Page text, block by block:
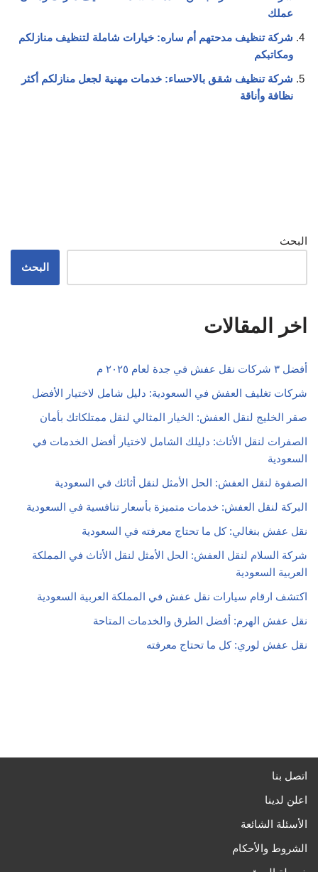
عملك
شركة تنظيف مدحتهم أم ساره: خيارات شاملة لتنظيف منازلكم
ومكاتبكم
شركة تنظيف شقق بالاحساء: خدمات مهنية لجعل منازلكم أكثر
نظافة وأناقة
البحث
البحث
اخر المقالات
أفضل ٣ شركات نقل عفش في جدة لعام ٢٠٢٥ م
شركات تغليف العفش في السعودية: دليل شامل لاختيار الأفضل
صقر الخليج لنقل العفش: الخيار المثالي لنقل ممتلكاتك بأمان
الصفرات لنقل الأثاث: دليلك الشامل لاختيار أفضل الخدمات في
السعودية
الصفوة لنقل العفش: الحل الأمثل لنقل أثاثك في السعودية
البركة لنقل العفش: خدمات متميزة بأسعار تنافسية في السعودية
نقل عفش بنغالي: كل ما تحتاج معرفته في السعودية
شركة السلام لنقل العفش: الحل الأمثل لنقل الأثاث في المملكة
العربية السعودية
اكتشف ارقام سيارات نقل عفش في المملكة العربية السعودية
نقل عفش الهرم: أفضل الطرق والخدمات المتاحة
نقل عفش لوري: كل ما تحتاج معرفته
اتصل بنا
اعلن لدينا
الأسئلة الشائعة
الشروط والأحكام